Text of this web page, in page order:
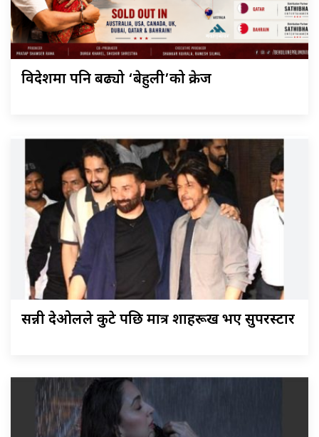
विदेशमा पनि बढ्यो ‘बेहुली’को क्रेज
सन्नी देओलले कुटे पछि मात्र शाहरूख भए सुपरस्टार